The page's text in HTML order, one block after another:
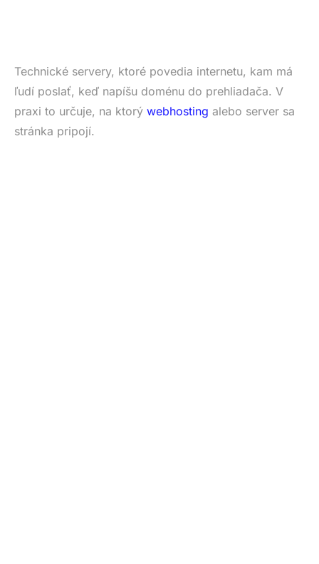
Technické servery, ktoré povedia internetu, kam má
ľudí poslať, keď napíšu doménu do prehliadača. V
praxi to určuje, na ktorý webhosting alebo server sa
stránka pripojí.